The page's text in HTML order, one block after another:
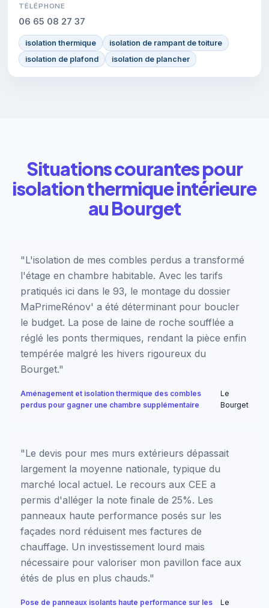
TÉLÉPHONE
06 65 08 27 37
isolation thermique
isolation de rampant de toiture
isolation de plafond
isolation de plancher
Situations courantes pour
isolation thermique intérieure
au Bourget
"L'isolation de mes combles perdus a transformé
l'étage en chambre habitable. Avec les tarifs
pratiqués ici dans le 93, le montage du dossier
MaPrimeRénov' a été déterminant pour boucler
le budget. La pose de laine de roche soufflée a
réglé les ponts thermiques, rendant la pièce enfin
tempérée malgré les hivers rigoureux du
Bourget."
Aménagement et isolation thermique des combles
perdus pour gagner une chambre supplémentaire
Le
Bourget
"Le devis pour mes murs extérieurs dépassait
largement la moyenne nationale, typique du
marché local actuel. Le recours aux CEE a
permis d'alléger la note finale de 25%. Les
panneaux haute performance posés sur les
façades nord réduisent mes factures de
chauffage. Un investissement lourd mais
nécessaire pour valoriser mon pavillon face aux
étés de plus en plus chauds."
Pose de panneaux isolants haute performance sur les
Le